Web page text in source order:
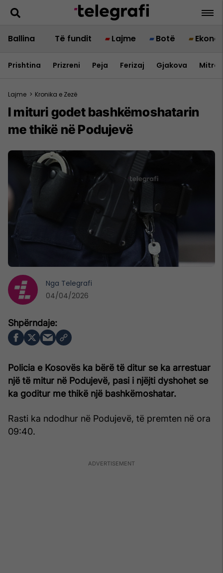
Ballina Të fundit Lajme Botë
Prishtina Prizreni Peja Ferizaj Gjakova
Lajme > Kronika e Zezë
I mituri godet bashkëmoshatarin
me thikë në Podujevë
Policia e Kosovës ka bërë të ditur se ka arrestuar
një të mitur në Podujevë, pasi i njëjti dyshohet se
ka goditur me thikë një bashkëmoshatar.
Rasti ka ndodhur në Podujevë, të premten në ora
09:40.
Nga Telegrafi
04/04/2026